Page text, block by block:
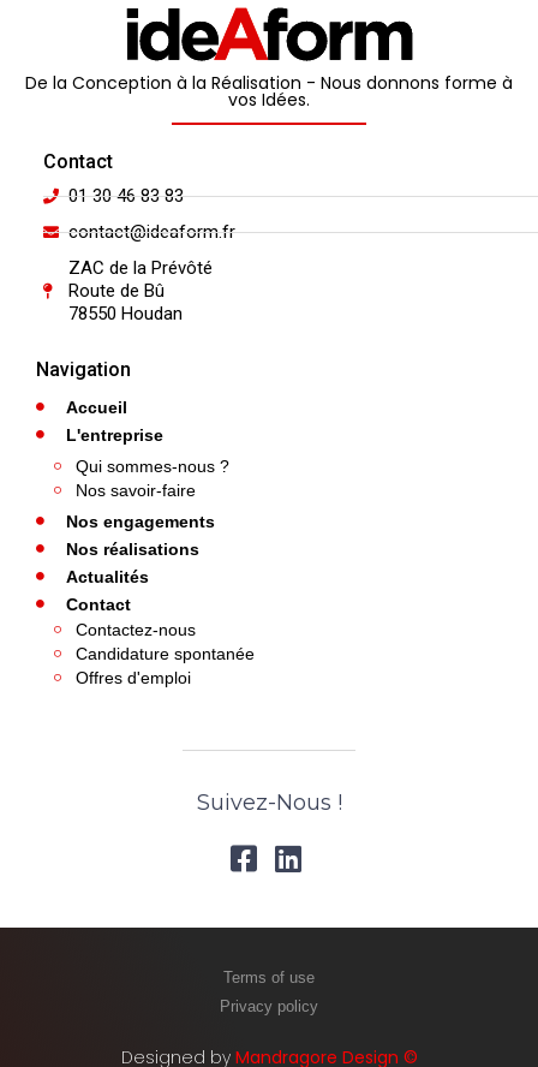
De la Conception à la Réalisation - Nous donnons forme à
vos Idées.
Contact
01 30 46 83 83
contact@ideaform.fr
ZAC de la Prévôté
Route de Bû
78550 Houdan
Navigation
Accueil
L'entreprise
Qui sommes-nous ?
Nos savoir-faire
Nos engagements
Nos réalisations
Actualités
Contact
Contactez-nous
Candidature spontanée
Offres d'emploi
Suivez-Nous !
Terms of use
Privacy policy
Designed by Mandragore Design ©